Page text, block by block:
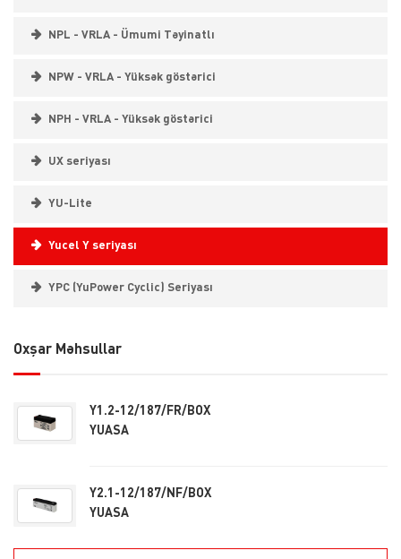
NPL - VRLA - Ümumi Təyinatlı
NPW - VRLA - Yüksək göstərici
NPH - VRLA - Yüksək göstərici
UX seriyası
YU-Lite
Yucel Y seriyası
YPC (YuPower Cyclic) Seriyası
Oxşar Məhsullar
Y1.2-12/187/FR/BOX
YUASA
Y2.1-12/187/NF/BOX
YUASA